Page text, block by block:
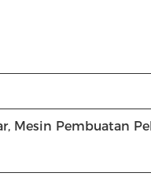
Mesin Pembuatan